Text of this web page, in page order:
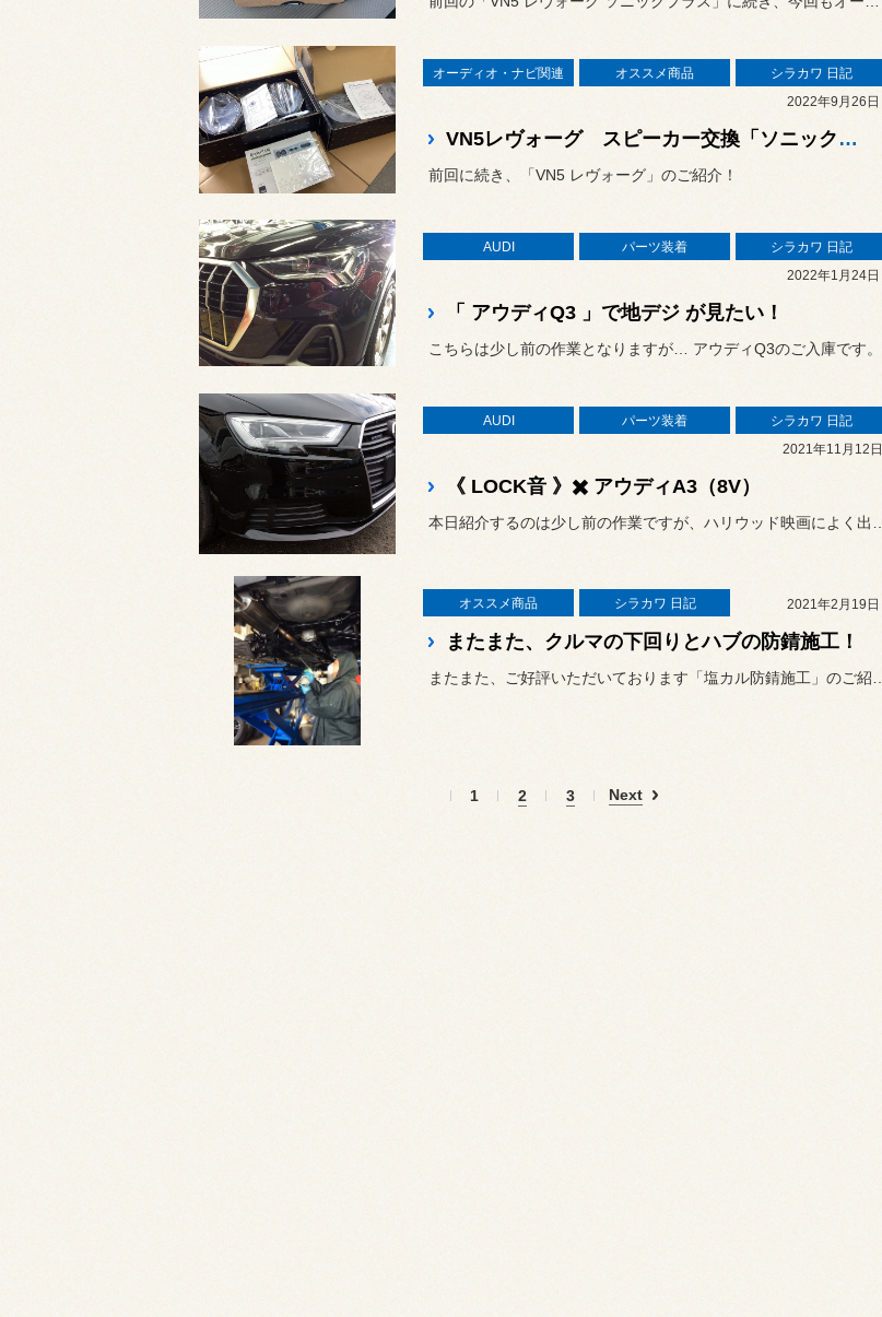
オーディオ・ナビ関連 オススメ商品
シラカワ 日記
2022年9月26日
VN5レヴォーグ スピーカー交換「ソニックプラス」☆
前回に続き、「VN5 レヴォーグ」のご紹介！
AUDI パーツ装着
シラカワ 日記
2022年1月24日
「 アウディQ3 」で地デジ が見たい！
こちらは少し前の作業となりますが… アウディQ3のご入庫です。
AUDI パーツ装着
シラカワ 日記
2021年11月12日
《 LOCK音 》✖️ アウディA3（8V）
オススメ商品 シラカワ 日記 2021年2月19日
またまた、クルマの下回りとハブの防錆施工！
1 2 3 Next